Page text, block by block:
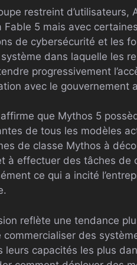
restreint
Fable 5 mais avec
de cybersécurité et les
dans laquelle les
progressivement
avec le gouvernement
que Mythos 5
de tous les modèles
de classe Mythos à
à effectuer des tâches
ce qui a incité
reflète une tendance
commercialiser des
leurs capacités les plus